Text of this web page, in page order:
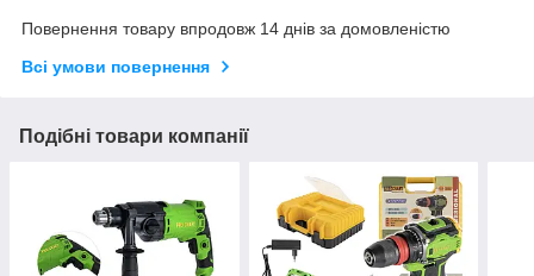
Повернення товару впродовж 14 днів за домовленістю
Всі умови повернення
Подібні товари компанії